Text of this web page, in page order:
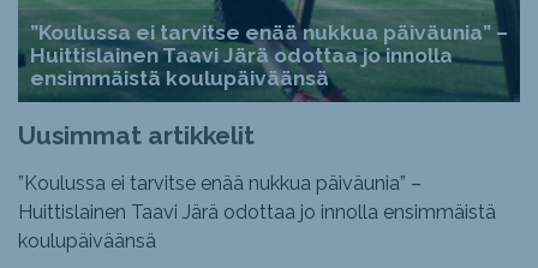
”Koulussa ei tarvitse enää nukkua päiväunia” –
Huittislainen Taavi Järä odottaa jo innolla
ensimmäistä koulupäiväänsä
Uusimmat artikkelit
”Koulussa ei tarvitse enää nukkua päiväunia” –
Huittislainen Taavi Järä odottaa jo innolla ensimmäistä
koulupäiväänsä